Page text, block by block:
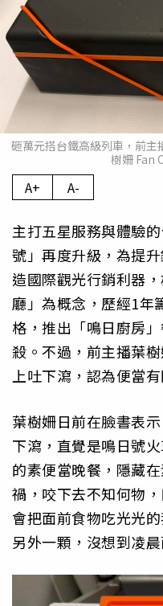
砸萬元搭台鐵高級列車，前
樹姍 Fan
A+ A-
主打五星服務與體驗
號」再度升級，為提
造國際觀光行銷利器
廳」為概念，歷經1年
格，推出「鳴日廚房
殺。不過，前主播葉
上吐下瀉，認為便當有
葉樹姍日前在臉書表
下瀉，直覺是鳴日號
的素便當晚餐，隱藏
禍，咬下去不知何物
會把面前食物吃光光
另外一顆，沒想到凌